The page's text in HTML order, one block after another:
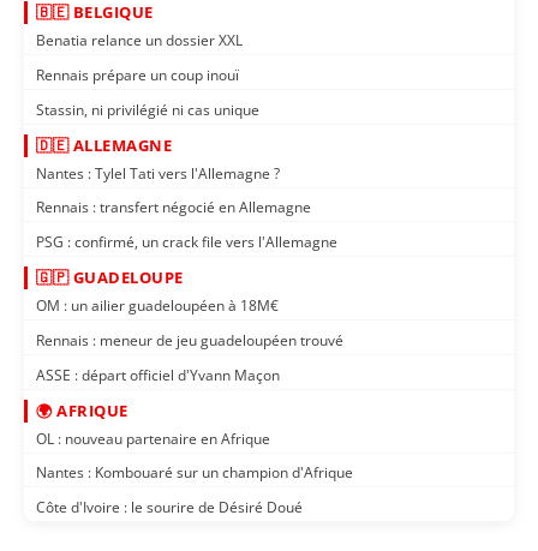
🇧🇪 BELGIQUE
Benatia relance un dossier XXL
Rennais prépare un coup inouï
Stassin, ni privilégié ni cas unique
🇩🇪 ALLEMAGNE
Nantes : Tylel Tati vers l'Allemagne ?
Rennais : transfert négocié en Allemagne
PSG : confirmé, un crack file vers l'Allemagne
🇬🇵 GUADELOUPE
OM : un ailier guadeloupéen à 18M€
Rennais : meneur de jeu guadeloupéen trouvé
ASSE : départ officiel d'Yvann Maçon
🌍 AFRIQUE
OL : nouveau partenaire en Afrique
Nantes : Kombouaré sur un champion d'Afrique
Côte d'Ivoire : le sourire de Désiré Doué